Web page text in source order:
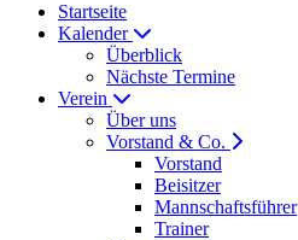
Startseite
Kalender
Überblick
Nächste Termine
Verein
Über uns
Vorstand & Co.
Vorstand
Beisitzer
Mannschaftsführer
Trainer